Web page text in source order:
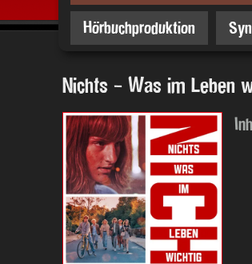
Hörbuchproduktion
Nichts - Was im Leben